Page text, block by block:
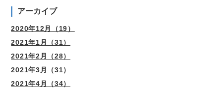
アーカイブ
2020年12月（19）
2021年1月（31）
2021年2月（28）
2021年3月（31）
2021年4月（34）